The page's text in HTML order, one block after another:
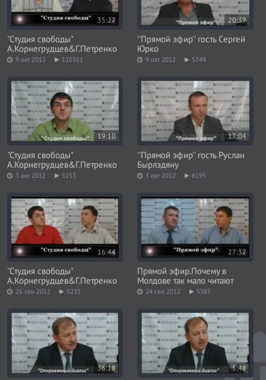
35:27
"Студия свободы"
А.Корнегрудцев&Г.Петренко
9 окт 2012 110311
20:39
''Прямой эфир'' гость Сергей
Юрко
9 окт 2012 5749
19:10
"Студия свободы"
А.Корнегрудцев&Г.Петренко
3 окт 2012 5153
17:04
''Прямой эфир'' гость Руслан
Бырлэдяну
3 окт 2012 6195
16:44
"Студия свободы"
А.Корнегрудцев&Г.Петренко
26 сен 2012 5235
27:37
Прямой эфир.Почему в
Молдове так мало читают
24 сен 2012 5587
36:18 5:48